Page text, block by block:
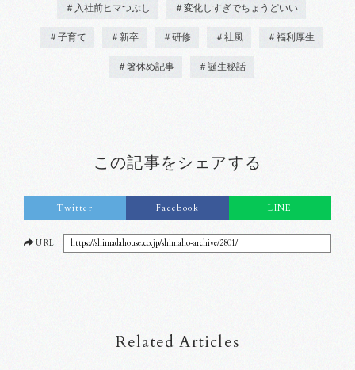
＃入社前ヒマつぶし ＃変化しすぎでちょうどいい
＃子育て ＃新卒 ＃研修 ＃社風 ＃福利厚生
＃箸休め記事 ＃誕生秘話
この記事をシェアする
Twitter Facebook LINE
URL https://shimadahouse.co.jp/shimaho-archive/2801/
Related Articles